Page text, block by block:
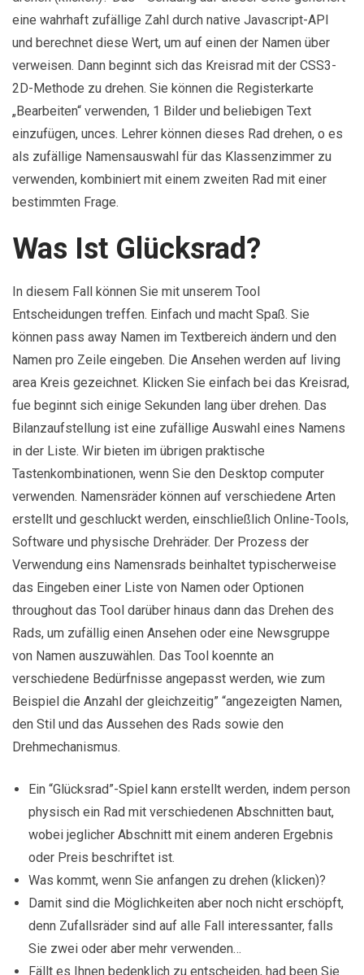
eine wahrhaft zufällige Zahl durch native Javascript-API
und berechnet diese Wert, um auf einen der Namen über
verweisen. Dann beginnt sich das Kreisrad mit der CSS3-
2D-Methode zu drehen. Sie können die Registerkarte
„Bearbeiten“ verwenden, 1 Bilder und beliebigen Text
einzufügen, unces. Lehrer können dieses Rad drehen, o es
als zufällige Namensauswahl für das Klassenzimmer zu
verwenden, kombiniert mit einem zweiten Rad mit einer
bestimmten Frage.
Was Ist Glücksrad?
In diesem Fall können Sie mit unserem Tool
Entscheidungen treffen. Einfach und macht Spaß. Sie
können pass away Namen im Textbereich ändern und den
Namen pro Zeile eingeben. Die Ansehen werden auf living
area Kreis gezeichnet. Klicken Sie einfach bei das Kreisrad,
fue beginnt sich einige Sekunden lang über drehen. Das
Bilanzaufstellung ist eine zufällige Auswahl eines Namens
in der Liste. Wir bieten im übrigen praktische
Tastenkombinationen, wenn Sie den Desktop computer
verwenden. Namensräder können auf verschiedene Arten
erstellt und geschluckt werden, einschließlich Online-Tools,
Software und physische Drehräder. Der Prozess der
Verwendung eins Namensrads beinhaltet typischerweise
das Eingeben einer Liste von Namen oder Optionen
throughout das Tool darüber hinaus dann das Drehen des
Rads, um zufällig einen Ansehen oder eine Newsgruppe
von Namen auszuwählen. Das Tool koennte an
verschiedene Bedürfnisse angepasst werden, wie zum
Beispiel die Anzahl der gleichzeitig” “angezeigten Namen,
den Stil und das Aussehen des Rads sowie den
Drehmechanismus.
Ein “Glücksrad”-Spiel kann erstellt werden, indem person
physisch ein Rad mit verschiedenen Abschnitten baut,
wobei jeglicher Abschnitt mit einem anderen Ergebnis
oder Preis beschriftet ist.
Was kommt, wenn Sie anfangen zu drehen (klicken)?
Damit sind die Möglichkeiten aber noch nicht erschöpft,
denn Zufallsräder sind auf alle Fall interessanter, falls
Sie zwei oder aber mehr verwenden…
Fällt es Ihnen bedenklich zu entscheiden, had been Sie